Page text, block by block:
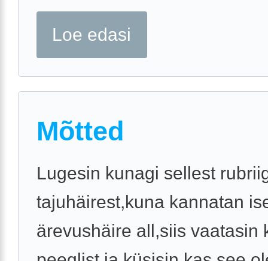
Loe edasi
Mõtted
Lugesin kunagi sellest
tajuhäirest,kuna kannatan
ärevushäire all,siis vaatasin